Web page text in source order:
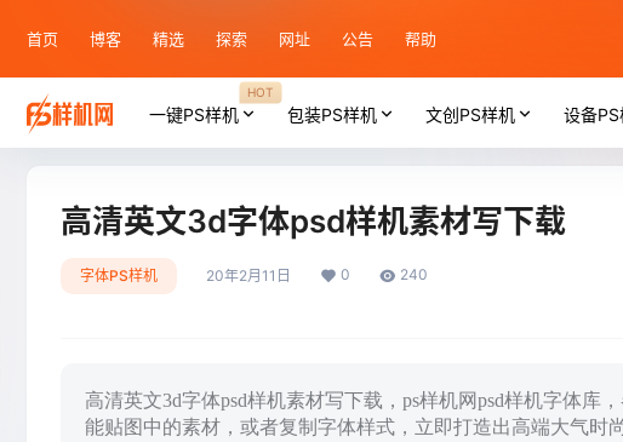
首页 博客 精选 探索 网址 公告 帮助
一键PS样机
HOT
包装PS样机 文创PS样机 设备
高清英文3d字体psd样机素材写下载
字体PS样机 20年2月11日 0 240
高清英文3d字体psd样机素材写下载，ps样机网psd样机字体库
能贴图中的素材，或者复制字体样式，立即打造出高端大气